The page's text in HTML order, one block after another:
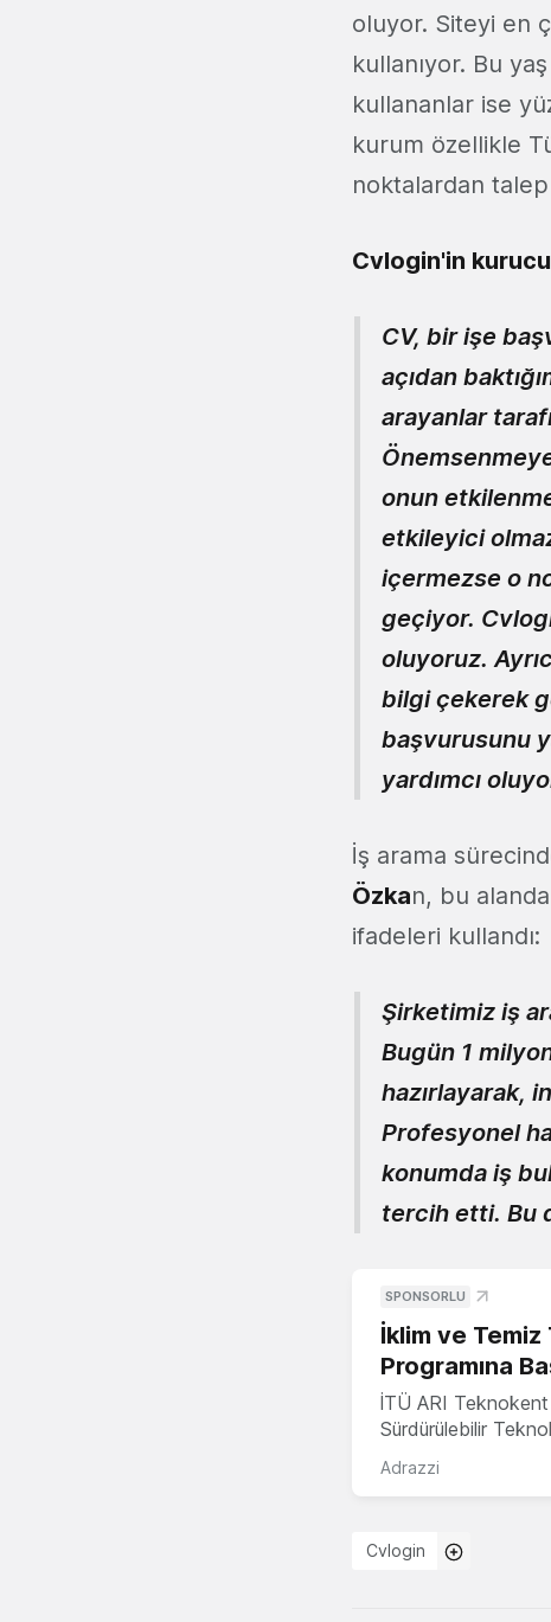
oluyor. Siteyi en
kullanıyor. Bu
kullananlar ise
kurum özellikle
noktalardan
Cvlogin'in
CV, bir işe
açıdan
arayanlar
onun
etkileyici
içermezse o
geçiyor.
oluyoruz.
bilgi çekerek
başvurusunu
yardımcı
İş arama
Özkan, bu
ifadeleri kullandı:
Şirketimiz iş
Bugün 1
hazırlayarak,
Profesyonel
konumda iş
tercih etti. Bu
SPONSORLU
İklim ve Temiz
Programına
İTÜ ARI
Sürdürülebilir
Adrazzi
Cvlogin